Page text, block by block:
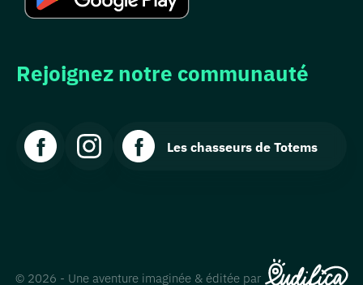
Rejoignez notre communauté
Les chasseurs de Totems
© 2026 - Une aventure imaginée & éditée par